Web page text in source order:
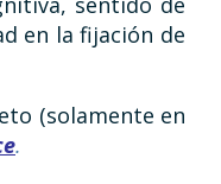
en la fijación de
(solamente en
.